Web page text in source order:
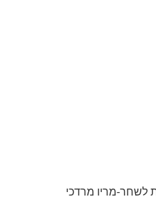
לשחר-מריו מרדכי